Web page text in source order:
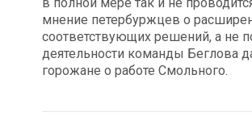
мнение петербуржцев о
соответствующих решений, а не
деятельности команды Беглова
горожане о работе Смольного.